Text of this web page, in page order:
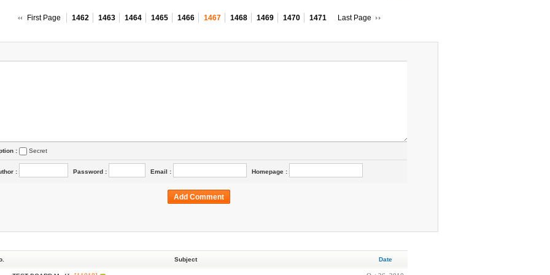
First Page 1462 1463 1464 1465 1466 1467 1468 1469 1470 1471 Last Page
: Secret
: Password : Email : Homepage :
Subject Date